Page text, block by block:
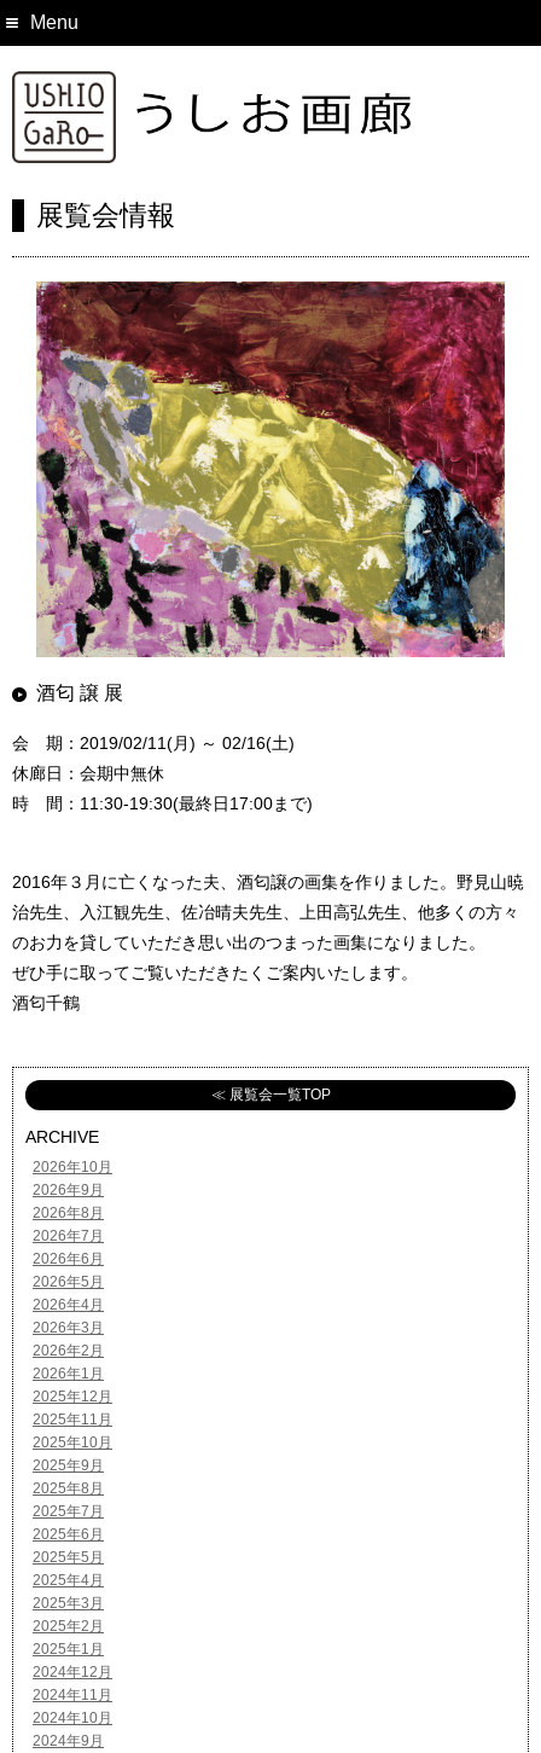
Menu
展覧会情報
酒匂 譲 展
会 期：2019/02/11(月) ～ 02/16(土)
休廊日：会期中無休
時 間：11:30-19:30(最終日17:00まで)
2016年３月に亡くなった夫、酒匂譲の画集を作りました。野見山暁
治先生、入江観先生、佐冶晴夫先生、上田高弘先生、他多くの方々
のお力を貸していただき思い出のつまった画集になりました。
ぜひ手に取ってご覧いただきたくご案内いたします。
酒匂千鶴
≪ 展覧会一覧TOP
ARCHIVE
2026年10月
2026年9月
2026年8月
2026年7月
2026年6月
2026年5月
2026年4月
2026年3月
2026年2月
2026年1月
2025年12月
2025年11月
2025年10月
2025年9月
2025年8月
2025年7月
2025年6月
2025年5月
2025年4月
2025年3月
2025年2月
2025年1月
2024年12月
2024年11月
2024年10月
2024年9月